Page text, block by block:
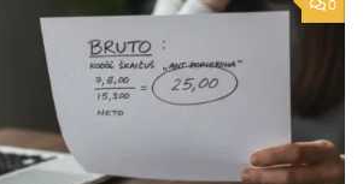
0